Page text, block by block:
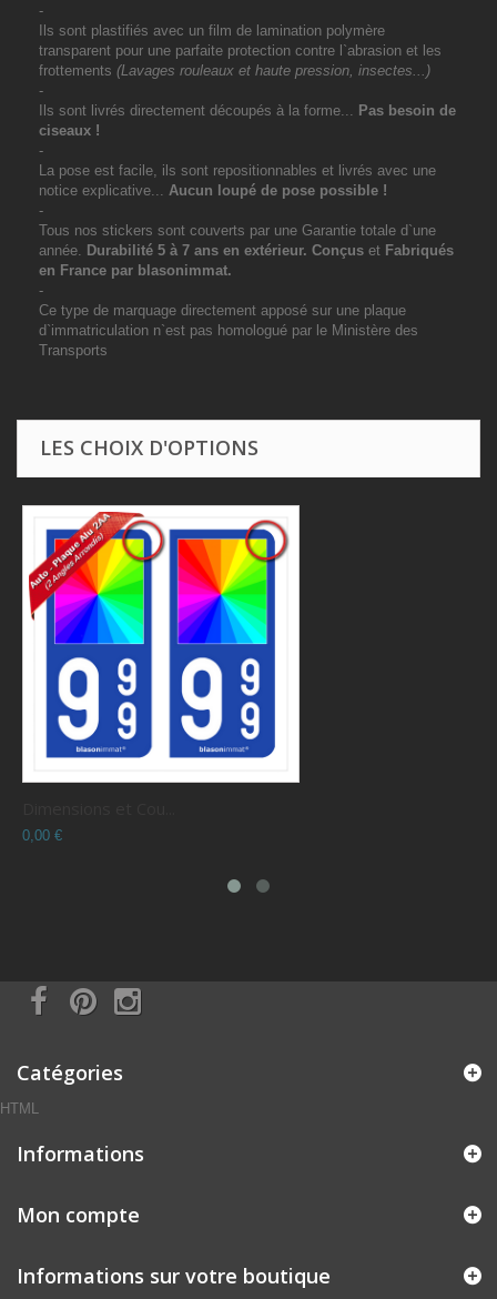
-
Ils sont plastifiés avec un film de lamination polymère
transparent pour une parfaite protection contre l`abrasion et les
frottements (Lavages rouleaux et haute pression, insectes...)
-
Ils sont livrés directement découpés à la forme... Pas besoin de
ciseaux !
-
La pose est facile, ils sont repositionnables et livrés avec une
notice explicative... Aucun loupé de pose possible !
-
Tous nos stickers sont couverts par une Garantie totale d`une
année. Durabilité 5 à 7 ans en extérieur. Conçus et Fabriqués
en France par blasonimmat.
-
Ce type de marquage directement apposé sur une plaque
d`immatriculation n`est pas homologué par le Ministère des
Transports
LES CHOIX D'OPTIONS
0,00 €
Catégories
HTML
Informations
Mon compte
Informations sur votre boutique